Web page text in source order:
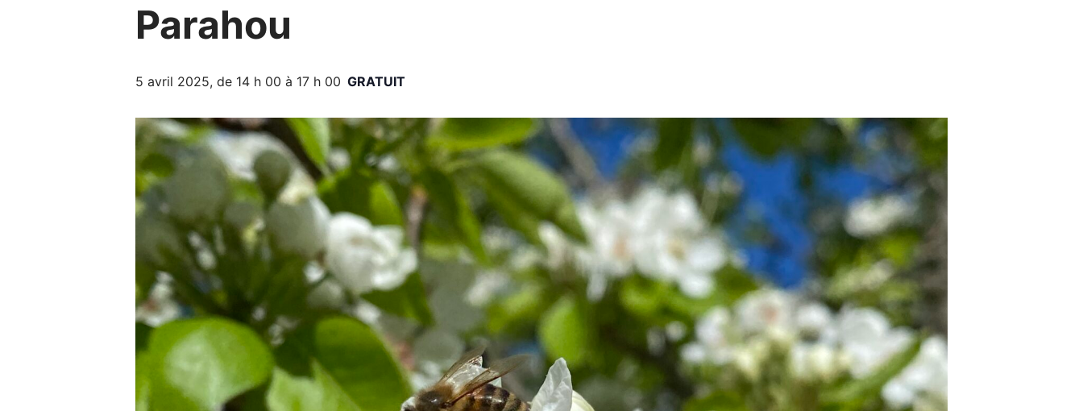
Parahou
5 avril 2025, de 14 h 00 à 17 h 00 GRATUIT